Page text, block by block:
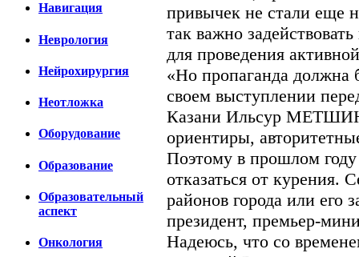
Навигация
Неврология
Нейрохирургия
Неотложка
Оборудование
Образование
Образовательный
аспект
Онкология
привычек не стали еще
так важно
для проведения
«Но пропаганда должна
своем выступлении
Казани Ильсур
ориентиры,
Поэтому в прошлом
отказаться от курения.
районов города или его
президент, премьер-
Надеюсь, что со